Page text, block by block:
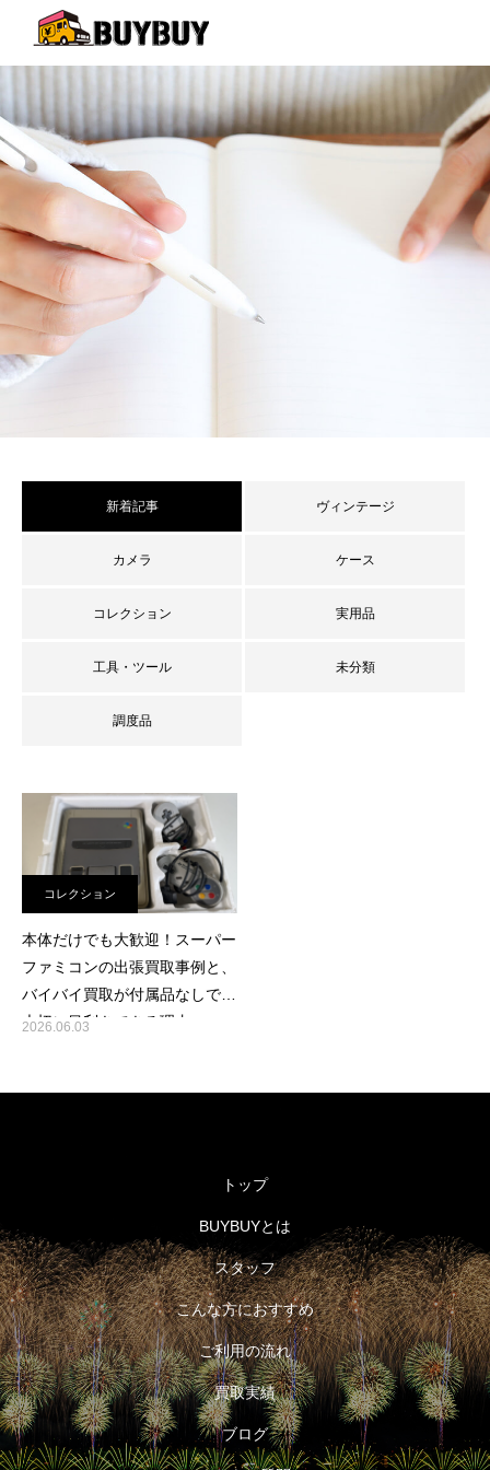
査定員ブログ
新着記事 ヴィンテージ
カメラ ケース
コレクション 実用品
工具・ツール 未分類
調度品
コレクション
本体だけでも大歓迎！スーパー
ファミコンの出張買取事例と、
バイバイ買取が付属品なしでも
大切に目利きできる理由
2026.06.03
トップ
BUYBUYとは
スタッフ
こんな方におすすめ
ご利用の流れ
買取実績
ブログ